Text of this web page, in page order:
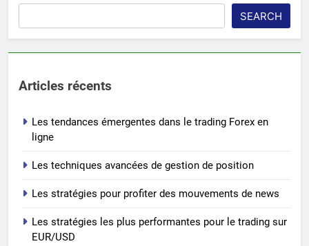
SEARCH
Articles récents
Les tendances émergentes dans le trading Forex en
ligne
Les techniques avancées de gestion de position
Les stratégies pour profiter des mouvements de news
Les stratégies les plus performantes pour le trading sur
EUR/USD